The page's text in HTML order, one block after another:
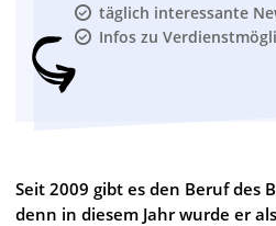
täglich interessante
Infos zu
Seit 2009 gibt es den Beruf des
denn in diesem Jahr wurde er